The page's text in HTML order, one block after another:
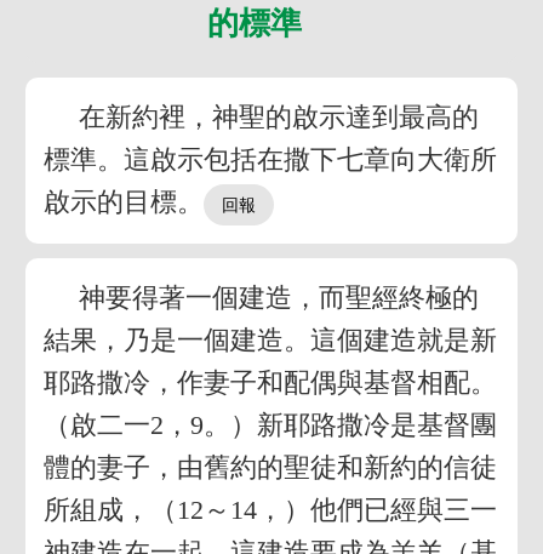
的標準
在新約裡，神聖的啟示達到最高的
標準。這啟示包括在撒下七章向大衛所
啟示的目標。
神要得著一個建造，而聖經終極的
結果，乃是一個建造。這個建造就是新
耶路撒冷，作妻子和配偶與基督相配。
（啟二一2，9。）新耶路撒冷是基督團
體的妻子，由舊約的聖徒和新約的信徒
所組成，（12～14，）他們已經與三一